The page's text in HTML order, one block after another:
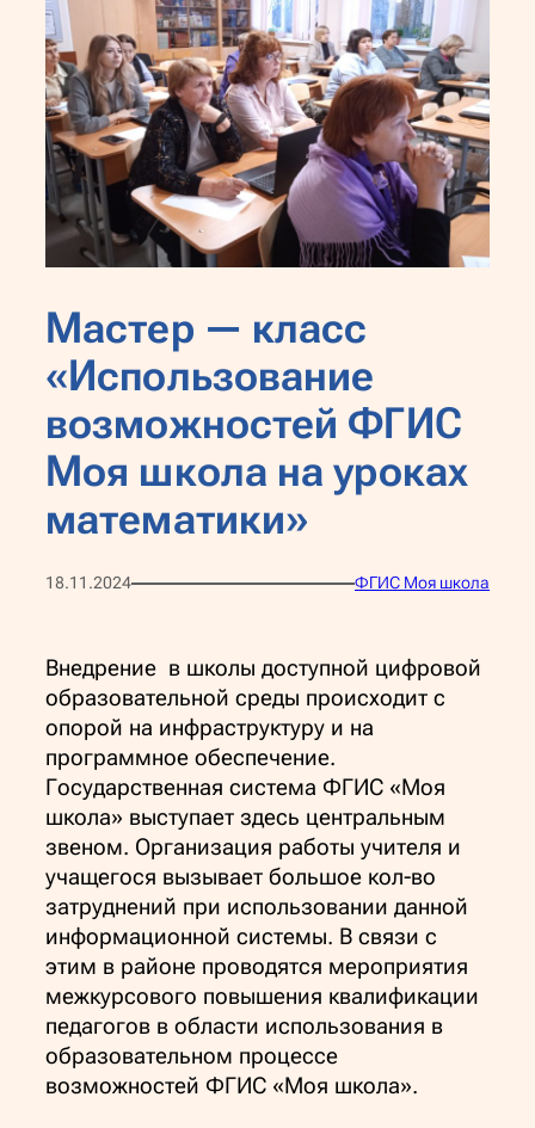
Мастер — класс
«Использование
возможностей ФГИС
Моя школа на уроках
математики»
18.11.2024 ФГИС Моя школа
Внедрение в школы доступной цифровой
образовательной среды происходит с
опорой на инфраструктуру и на
программное обеспечение.
Государственная система ФГИС «Моя
школа» выступает здесь центральным
звеном. Организация работы учителя и
учащегося вызывает большое кол-во
затруднений при использовании данной
информационной системы. В связи с
этим в районе проводятся мероприятия
межкурсового повышения квалификации
педагогов в области использования в
образовательном процессе
возможностей ФГИС «Моя школа».